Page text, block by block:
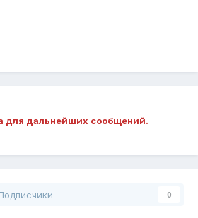
для дальнейших сообщений.
0